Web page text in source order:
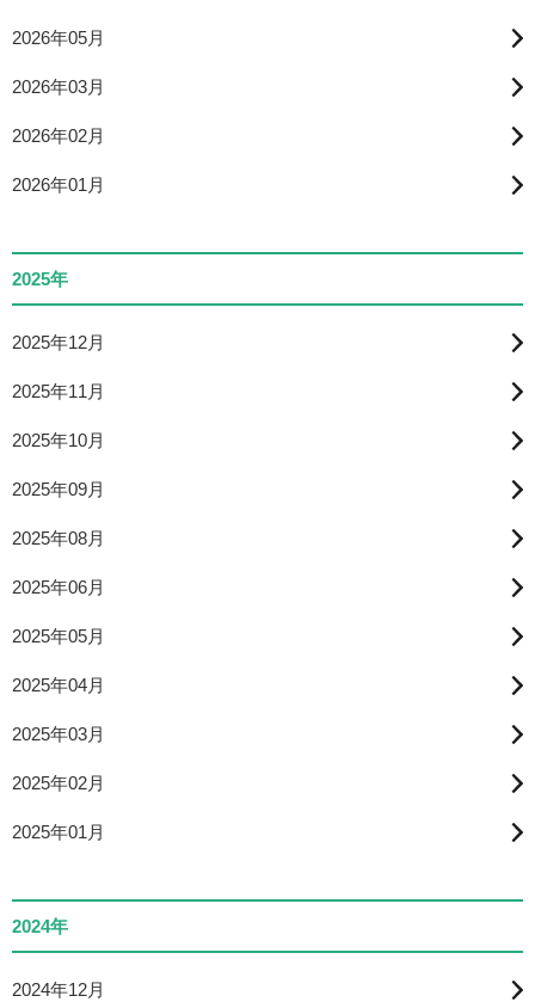
2026年05月
2026年03月
2026年02月
2026年01月
2025年
2025年12月
2025年11月
2025年10月
2025年09月
2025年08月
2025年06月
2025年05月
2025年04月
2025年03月
2025年02月
2025年01月
2024年
2024年12月